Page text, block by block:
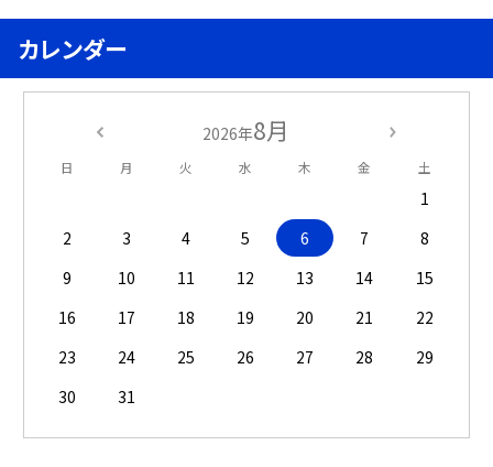
カレンダー
2026年8月
日 月 火 水 木 金 土
1
2
3 4 5 6 7
8
9
10 11 12 13 14
15
16
17 18 19 20 21
22
23
24 25 26 27 28
29
30
31